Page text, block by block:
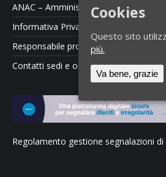
ANAC – Amministrazione Trasparente
Informativa Privacy e Cookie Policy
Responsabile protezione dati
Contatti sedi e orari
Regolamento gestione segnalazioni di
Cookies
Questo sito
più.
Va bene, grazie